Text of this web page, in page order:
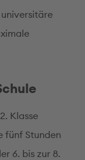
Klasse
fünf Stunden
6. bis zur 8.